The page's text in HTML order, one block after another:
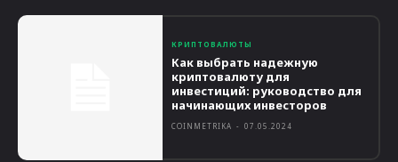
КРИПТОВАЛЮТЫ
Как выбрать надежную
криптовалюту для
инвестиций: руководство для
начинающих инвесторов
COINMETRIKA - 07.05.2024